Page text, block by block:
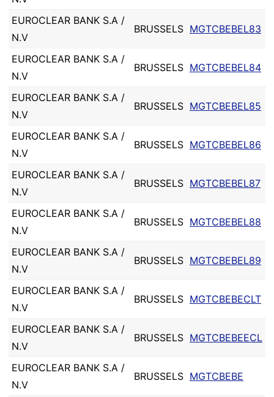
EUROCLEAR BANK S.A /
N.V
BRUSSELS MGTCBEBEL83
EUROCLEAR BANK S.A /
N.V
BRUSSELS MGTCBEBEL84
EUROCLEAR BANK S.A /
N.V
BRUSSELS MGTCBEBEL85
EUROCLEAR BANK S.A /
N.V
BRUSSELS MGTCBEBEL86
EUROCLEAR BANK S.A /
N.V
BRUSSELS MGTCBEBEL87
EUROCLEAR BANK S.A /
N.V
BRUSSELS MGTCBEBEL88
EUROCLEAR BANK S.A /
N.V
BRUSSELS MGTCBEBEL89
EUROCLEAR BANK S.A /
N.V
BRUSSELS MGTCBEBECLT
EUROCLEAR BANK S.A /
N.V
BRUSSELS MGTCBEBEECL
EUROCLEAR BANK S.A /
N.V
BRUSSELS MGTCBEBE